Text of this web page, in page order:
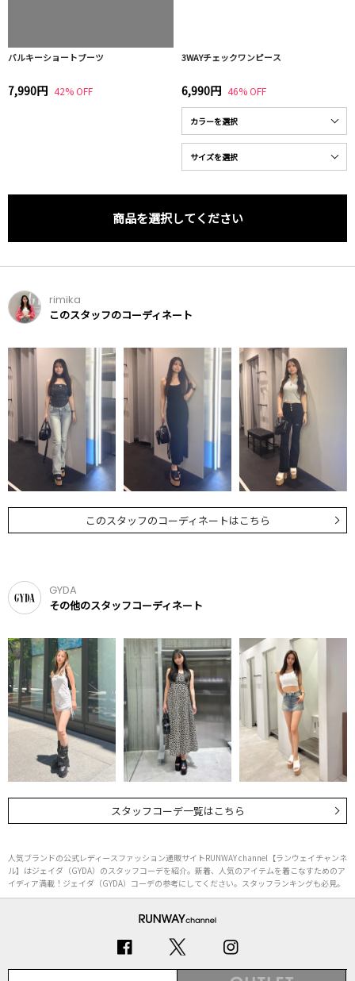
バルキーショートブーツ
7,990円 42% OFF
3WAYチェックワンピース
6,990円 46% OFF
商品を選択してください
rimika
このスタッフのコーディネート
このスタッフのコーディネートはこちら
GYDA
その他のスタッフコーディネート
スタッフコーデ一覧はこちら
人気ブランドの公式レディースファッション通販サイトRUNWAY channel【ランウェイチャンネ
ル】はジェイダ（GYDA）のスタッフコーデを紹介。新着、人気のアイテムを着こなすためのア
イディア満載！ジェイダ（GYDA）コーデの参考にしてください。スタッフランキングも必見。